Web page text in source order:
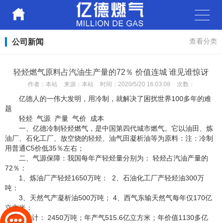
公司新闻 查看分类
轻烃燃气原料占汽油生产量的72％ 价值连城 谁见谁惊讶
作者： 本站 来源： 本站 时间： 2020/5/20 16:03:08 次数：
亿德人的一伟大发明，用冷制，就解决了困扰世界100多年的难
题
轻烃 气源 产量 气价 成本
一、亿德冷制轻烃燃气，是中国第四代城市燃气。它以油田、炼
油厂、石化工厂、放空烧的轻烃、油气田凝析油等为原料：注：冷制
用普通C5价低35％左右；
二、气源保障：我国每年产轻烃量分别为： 轻烃占汽油产量的
72％：
1、炼油厂产轻烃1650万吨： 2、石油化工厂产轻烃油300万
吨：
3、天然气产凝析油500万吨； 4、西气东输天然气每年仅170亿
立方米：
合 计： 2450万吨；年产气515.6亿立方米；年价值1130多亿